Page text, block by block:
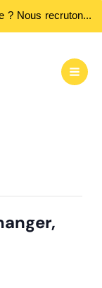
Envie de rejoindre l'aventure de Quartier Libre ? Nous recrutons des bénévoles ! Passez nous rencontrer aux heures d'ouvertures...